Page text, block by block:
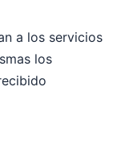
a los servicios
los